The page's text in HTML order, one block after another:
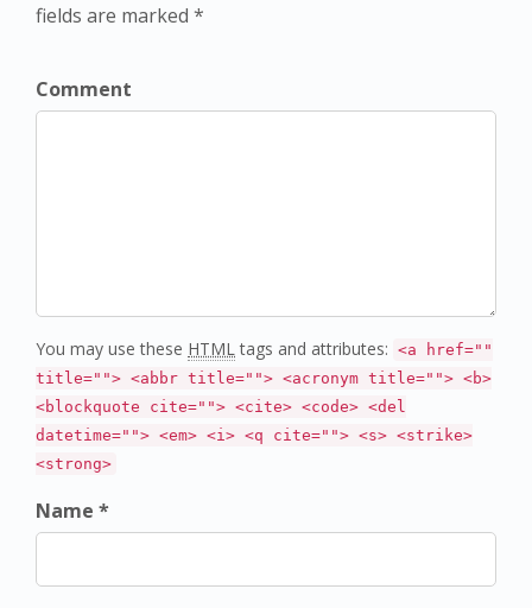
fields are marked *
Comment
You may use these HTML tags and attributes: <a href=""
title=""> <abbr title=""> <acronym title=""> <b>
<blockquote cite=""> <cite> <code> <del
datetime=""> <em> <i> <q cite=""> <s> <strike>
<strong>
Name *